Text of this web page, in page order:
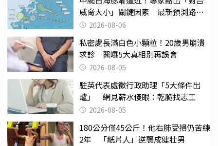
威脅大小」關鍵因素 最新預測路徑
曝 2026-08-06
私密處長滿白色小顆粒！20歲男崩潰
求診 醫曝5大真相別再誤會
2026-08-05
駐英代表處徵行政助理「5大條件出
爐」 網見薪水傻眼：乾脆找志工
2026-08-05
180公分僅45公斤！他右肺受損仍苦練
2年 「紙片人」逆襲成健壯男